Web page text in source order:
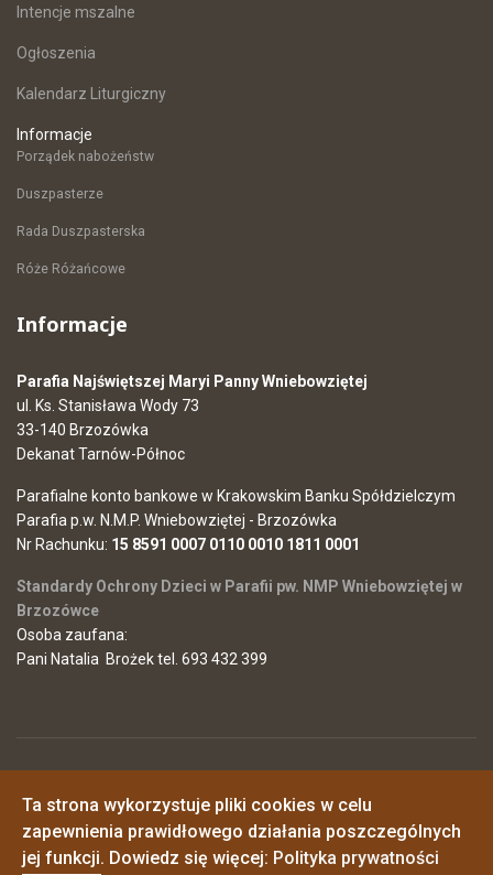
Intencje mszalne
Ogłoszenia
Kalendarz Liturgiczny
Informacje
Porządek nabożeństw
Duszpasterze
Rada Duszpasterska
Róże Różańcowe
Informacje
Parafia Najświętszej Maryi Panny Wniebowziętej
ul. Ks. Stanisława Wody 73
33-140 Brzozówka
Dekanat Tarnów-Północ
Parafialne konto bankowe w Krakowskim Banku Spółdzielczym
Parafia p.w. N.M.P. Wniebowziętej - Brzozówka
Nr Rachunku: 15 8591 0007 0110 0010 1811 0001
Standardy Ochrony Dzieci w Parafii pw. NMP Wniebowziętej w
Brzozówce
Osoba zaufana:
Pani Natalia Brożek tel. 693 432 399
Brzozówce
Polityka prywatności
o. Piotr - 725546968
o. Janusz - 517161348
Ta strona wykorzystuje pliki cookies w celu
zapewnienia prawidłowego działania poszczególnych
jej funkcji. Dowiedz się więcej: Polityka prywatności